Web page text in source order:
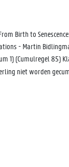
Birth to
- Martin
1) (Cumulregel 85)
niet worden